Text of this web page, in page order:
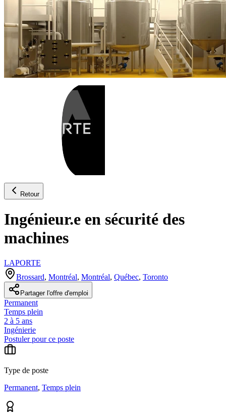
Retour
Ingénieur.e en sécurité des
machines
LAPORTE
Brossard, Montréal, Montréal, Québec, Toronto
Partager l'offre d'emploi
Permanent
Temps plein
2 à 5 ans
Ingénierie
Postuler pour ce poste
Type de poste
Permanent, Temps plein